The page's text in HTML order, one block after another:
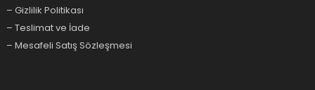
– Gizlilik Politikası
– Teslimat ve İade
– Mesafeli Satış Sözleşmesi